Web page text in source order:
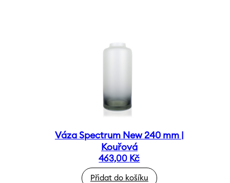
Váza Spectrum New 240 mm |
Kouřová
463,00 Kč
Přidat do košíku